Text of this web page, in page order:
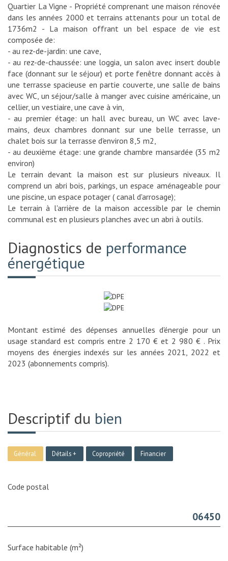
Quartier La Vigne - Propriété comprenant une maison rénovée
dans les années 2000 et terrains attenants pour un total de
1736m2 - La maison offrant un bel espace de vie est
composée de:
- au rez-de-jardin: une cave,
- au rez-de-chaussée: une loggia, un salon avec insert double
face (donnant sur le séjour) et porte fenêtre donnant accès à
une terrasse spacieuse en partie couverte, une salle de bains
avec WC, un séjour/salle à manger avec cuisine américaine, un
cellier, un vestiaire, une cave à vin,
- au premier étage: un hall avec bureau, un WC avec lave-
mains, deux chambres donnant sur une belle terrasse, un
chalet bois sur la terrasse d'environ 8,5 m2,
- au deuxième étage: une grande chambre mansardée (35 m2
environ)
Le terrain devant la maison est sur plusieurs niveaux. Il
comprend un abri bois, parkings, un espace aménageable pour
une piscine, un espace potager ( canal d'arrosage);
Le terrain à l'arrière de la maison accessible par le chemin
communal est en plusieurs planches avec un abri à outils.
Diagnostics de performance
énergétique
Montant estimé des dépenses annuelles d'énergie pour un
usage standard est compris entre 2 170 € et 2 980 € . Prix
moyens des énergies indexés sur les années 2021, 2022 et
2023 (abonnements compris).
Descriptif du bien
Général Détails + Copropriété Financier
Code postal
06450
Surface habitable (m²)